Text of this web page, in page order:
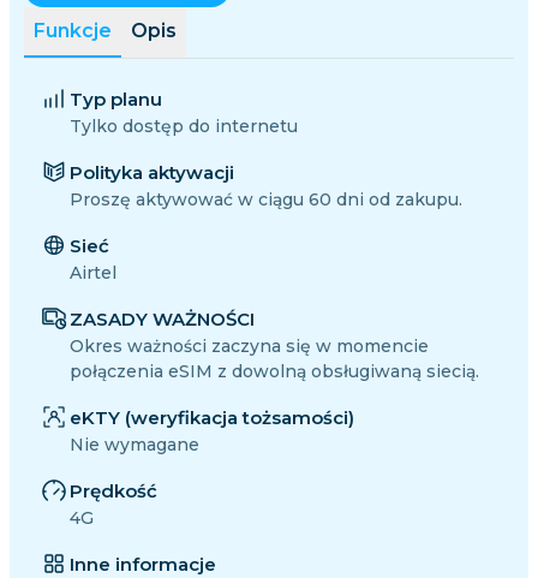
Funkcje Opis
Typ planu
Tylko dostęp do internetu
Polityka aktywacji
Proszę aktywować w ciągu 60 dni od zakupu.
Sieć
Airtel
ZASADY WAŻNOŚCI
Okres ważności zaczyna się w momencie
połączenia eSIM z dowolną obsługiwaną siecią.
eKTY (weryfikacja tożsamości)
Nie wymagane
Prędkość
4G
Inne informacje